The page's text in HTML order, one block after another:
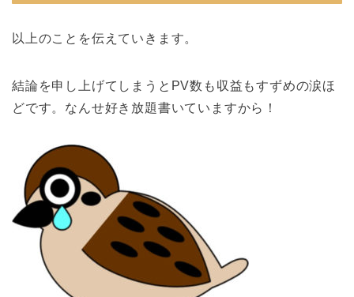
以上のことを伝えていきます。
結論を申し上げてしまうとPV数も収益もすずめの涙ほ
どです。なんせ好き放題書いていますから！